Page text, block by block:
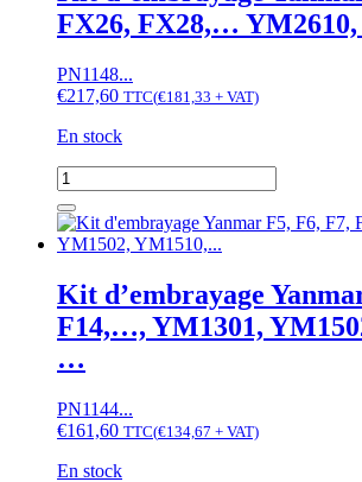
F22,...,
FX18,
FX20,...,
YM1802,
YM2002,...,
YMG1800,
YMG2000
FX26, FX28,…
PN1148...
€217,60 TTC(€181,33 + VAT)
En stock
quantité
de
Kit
d'embrayage
F255,
F265,
FX26,
FX28,...
YM2610,
Kit d’embrayage
F14,…, YM1301,
…
PN1144...
€161,60 TTC(€134,67 + VAT)
En stock